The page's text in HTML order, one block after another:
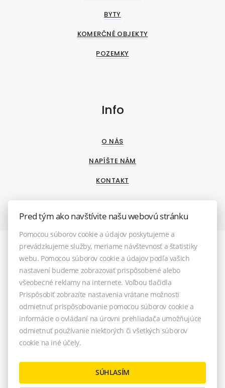
BYTY
KOMERČNÉ OBJEKTY
POZEMKY
Info
O NÁS
NAPÍŠTE NÁM
KONTAKT
© 2026 - TOREA reality, s.r.o.
M. R. Štefánika 33 (vchod z Farskej ul.), Pezinok 902 01, E-mail:
NASTAVENIE COOKIES
Pred tým ako navštívite našu webovú stránku
Pomocou súborov cookie a údajov poskytujeme a
prevádzkujeme služby, meriame návštevnosť a štatistiky
webu. Pomocou súborov cookie a údajov podľa vašich
nastavení budeme zobrazovať prispôsobené alebo
všeobecné reklamy na internete. Voľbou tlačidla
Prispôsobiť zobrazíte nastavenia vrátane možnosti
odmietnuť prispôsobovanie pomocou súborov cookie a
informácie o ovládaní na úrovni prehliadača umožňujúce
odmietnuť používanie niektorých či všetkých súborov
cookie na iné účely.
SÚHLASÍM